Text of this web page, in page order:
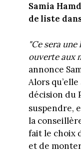
Samia
de liste
"Ce sera
ouverte aux
annonce
Alors
décision du
suspendre,
la
fait le choix
et de